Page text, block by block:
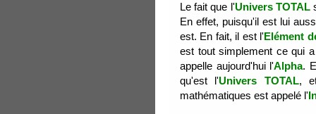
Le fait que l'Univers TOTAL
En effet, puisqu'il est lui
est. En fait, il est l'Elément
est tout simplement ce qui
appelle aujourd'hui l'Alpha.
qu'est l'Univers TOTAL,
mathématiques est appelé l'